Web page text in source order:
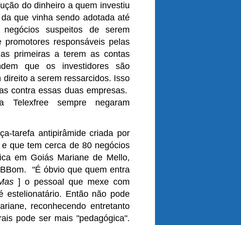
do dinheiro a quem investiu
que vinha sendo adotada até
suspeitos de serem
responsáveis pelas
primeiras a terem as contas
que os investidores são
a serem ressarcidos. Isso
contra essas duas empresas.
sempre negaram
tarefa antipirâmide criada por
que tem cerca de 80 negócios
em Goiás Mariane de Mello,
"É óbvio que quem entra
] o pessoal que mexe com
Então não pode
reconhecendo entretanto
pode ser mais "pedagógica".